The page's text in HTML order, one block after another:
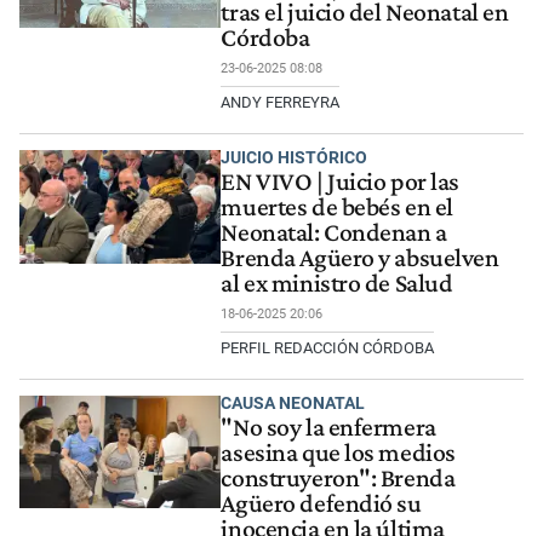
tras el juicio del Neonatal en
Córdoba
23-06-2025 08:08
ANDY FERREYRA
JUICIO HISTÓRICO
EN VIVO | Juicio por las
muertes de bebés en el
Neonatal: Condenan a
Brenda Agüero y absuelven
al ex ministro de Salud
18-06-2025 20:06
PERFIL REDACCIÓN CÓRDOBA
CAUSA NEONATAL
"No soy la enfermera
asesina que los medios
construyeron": Brenda
Agüero defendió su
inocencia en la última